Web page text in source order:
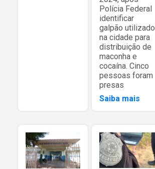
Polícia Federal
identificar
galpão utilizado
na cidade para
distribuição de
maconha e
cocaína. Cinco
pessoas foram
presas
Saiba mais